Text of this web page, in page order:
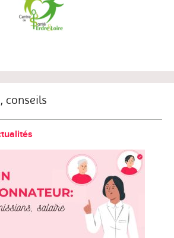
conseils